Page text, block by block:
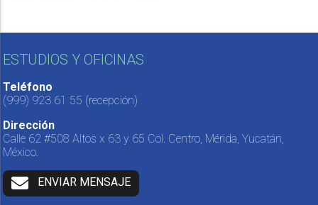
ESTUDIOS Y OFICINAS
Teléfono
(999) 923 61 55 (recepción)
Dirección
Calle 62 #508 Altos x 63 y 65 Col. Centro, Mérida, Yucatán,
México.
ENVIAR MENSAJE